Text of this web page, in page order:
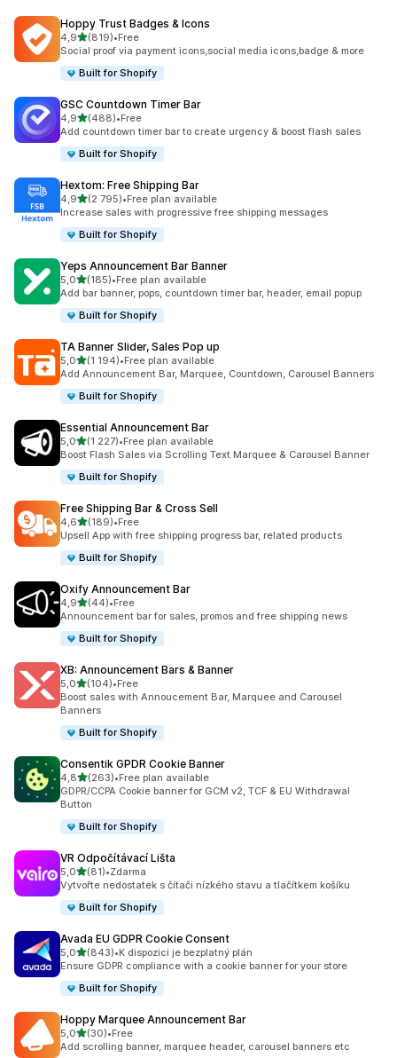
Hoppy Trust Badges & Icons
4,9z 5 hvězd
(819)
Celkový počet recenzí: 819
•Free
Social proof via payment icons,social media icons,badge & more
Built for Shopify
GSC Countdown Timer Bar
4,9z 5 hvězd
(488)
Celkový počet recenzí: 488
•Free
Add countdown timer bar to create urgency & boost flash sales
Built for Shopify
Hextom: Free Shipping Bar
4,9z 5 hvězd
(2 795)
Celkový počet recenzí: 2795
•Free plan available
Increase sales with progressive free shipping messages
Built for Shopify
Yeps Announcement Bar Banner
5,0z 5 hvězd
(185)
Celkový počet recenzí: 185
•Free plan available
Add bar banner, pops, countdown timer bar, header, email popup
Built for Shopify
TA Banner Slider, Sales Pop up
5,0z 5 hvězd
(1 194)
Celkový počet recenzí: 1194
•Free plan available
Add Announcement Bar, Marquee, Countdown, Carousel Banners
Built for Shopify
Essential Announcement Bar
5,0z 5 hvězd
(1 227)
Celkový počet recenzí: 1227
•Free plan available
Boost Flash Sales via Scrolling Text Marquee & Carousel Banner
Built for Shopify
Free Shipping Bar & Cross Sell
4,6z 5 hvězd
(189)
Celkový počet recenzí: 189
•Free
Upsell App with free shipping progress bar, related products
Built for Shopify
Oxify Announcement Bar
4,9z 5 hvězd
(44)
Celkový počet recenzí: 44
•Free
Announcement bar for sales, promos and free shipping news
Built for Shopify
XB: Announcement Bars & Banner
5,0z 5 hvězd
(104)
Celkový počet recenzí: 104
•Free
Boost sales with Annoucement Bar, Marquee and Carousel
Banners
Built for Shopify
Consentik GPDR Cookie Banner
4,8z 5 hvězd
(263)
Celkový počet recenzí: 263
•Free plan available
GDPR/CCPA Cookie banner for GCM v2, TCF & EU Withdrawal
Button
Built for Shopify
VR Odpočítávací Lišta
5,0z 5 hvězd
(81)
Celkový počet recenzí: 81
•Zdarma
Vytvořte nedostatek s čítači nízkého stavu a tlačítkem košíku
Built for Shopify
Avada EU GDPR Cookie Consent
5,0z 5 hvězd
(843)
Celkový počet recenzí: 843
•K dispozici je bezplatný plán
Ensure GDPR compliance with a cookie banner for your store
Built for Shopify
Hoppy Marquee Announcement Bar
5,0z 5 hvězd
(30)
Celkový počet recenzí: 30
•Free
Add scrolling banner, marquee header, carousel banners etc